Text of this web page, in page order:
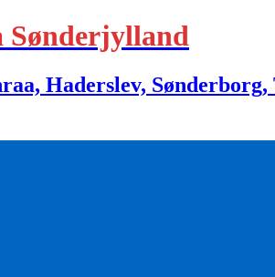
Sønderjylland
Haderslev,